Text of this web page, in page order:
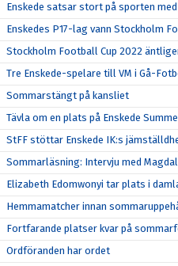
Enskede satsar stort på sporten
Enskedes P17-lag vann Stockholm
Stockholm Football Cup 2022
Tre Enskede-spelare till VM i Gå-
Sommarstängt på kansliet
Tävla om en plats på Enskede
StFF stöttar Enskede IK:s
Sommarläsning: Intervju med
Elizabeth Edomwonyi tar plats i
Hemmamatcher innan
Fortfarande platser kvar på
Ordföranden har ordet